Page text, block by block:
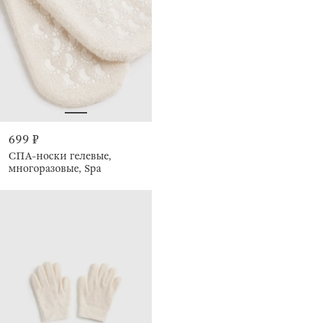
699 ₽
СПА-носки гелевые,
многоразовые, Spa